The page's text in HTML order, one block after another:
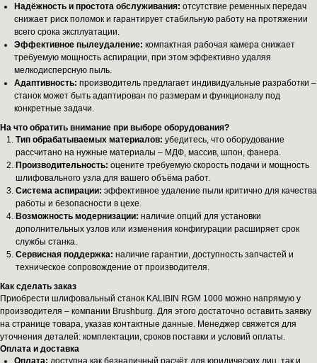
Надёжность и простота обслуживания: отсутствие ременных передач
снижает риск поломок и гарантирует стабильную работу на протяжении
всего срока эксплуатации.
Эффективное пылеудаление: компактная рабочая камера снижает
требуемую мощность аспирации, при этом эффективно удаляя
мелкодисперсную пыль.
Адаптивность: производитель предлагает индивидуальные разработки –
станок может быть адаптирован по размерам и функционалу под
конкретные задачи.
На что обратить внимание при выборе оборудования?
Тип обрабатываемых материалов: убедитесь, что оборудование
рассчитано на нужные материалы – МДФ, массив, шпон, фанера.
Производительность: оцените требуемую скорость подачи и мощность
шлифовального узла для вашего объёма работ.
Система аспирации: эффективное удаление пыли критично для качества
работы и безопасности в цехе.
Возможность модернизации: наличие опций для установки
дополнительных узлов или изменения конфигурации расширяет срок
службы станка.
Сервисная поддержка: наличие гарантии, доступность запчастей и
техническое сопровождение от производителя.
Как сделать заказ
Приобрести шлифовальный станок KALIBIN RGM 1000 можно напрямую у
производителя – компании Brushburg. Для этого достаточно оставить заявку
на странице товара, указав контактные данные. Менеджер свяжется для
уточнения деталей: комплектации, сроков поставки и условий оплаты.
Оплата и доставка